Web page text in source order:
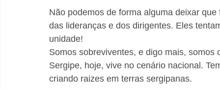
Não podemos de forma alguma deixar
das lideranças e dos dirigentes. Eles
unidade!
Somos sobreviventes, e digo mais,
Sergipe, hoje, vive no cenário nacional.
criando raizes em terras sergipanas.